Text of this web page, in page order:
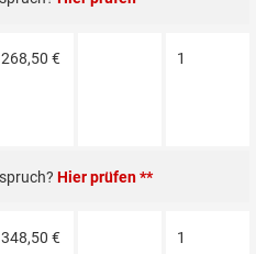
268,50 € 1
Hier prüfen **
348,50 € 1